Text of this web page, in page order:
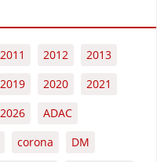
2011 2012
2013
2019 2020
2021
2026
ADAC
corona
DM